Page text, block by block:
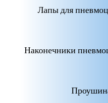
Лапы для
Наконечники